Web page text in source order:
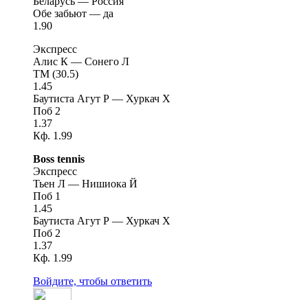
Обе забьют — да
1.90
Экспресс
Алис К — Сонего Л
ТМ (30.5)
1.45
Баутиста Агут Р — Хуркач Х
Поб 2
1.37
Кф. 1.99
Boss tennis
Экспресс
Тьен Л — Нишиока Й
Поб 1
1.45
Баутиста Агут Р — Хуркач Х
Поб 2
1.37
Кф. 1.99
Войдите, чтобы ответить